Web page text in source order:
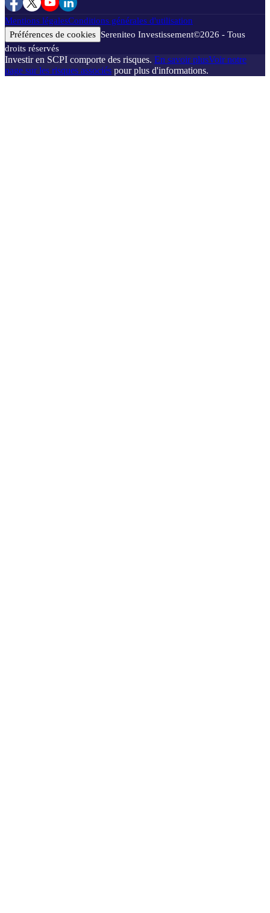
Mentions légalesConditions générales d'utilisation
Préférences de cookies Sereniteo Investissement©2026 - Tous
droits réservés
Investir en SCPI comporte des risques. En savoir plusVoir notre
page sur les risques associés pour plus d'informations.